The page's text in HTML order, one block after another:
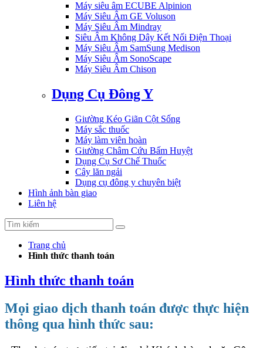
Máy siêu âm ECUBE Alpinion
Máy Siêu Âm GE Voluson
Máy Siêu Âm Mindray
Siêu Âm Không Dây Kết Nối Điện Thoại
Máy Siêu Âm SamSung Medison
Máy Siêu Âm SonoScape
Máy Siêu Âm Chison
Dụng Cụ Đông Y
Giường Kéo Giãn Cột Sống
Máy sắc thuốc
Máy làm viên hoàn
Giường Châm Cứu Bấm Huyệt
Dụng Cụ Sơ Chế Thuốc
Cây lăn ngải
Dụng cụ đông y chuyên biệt
Hình ảnh bàn giao
Liên hệ
Trang chủ
Hình thức thanh toán
Hình thức thanh toán
Mọi giao dịch thanh toán được thực hiện
thông qua hình thức sau: